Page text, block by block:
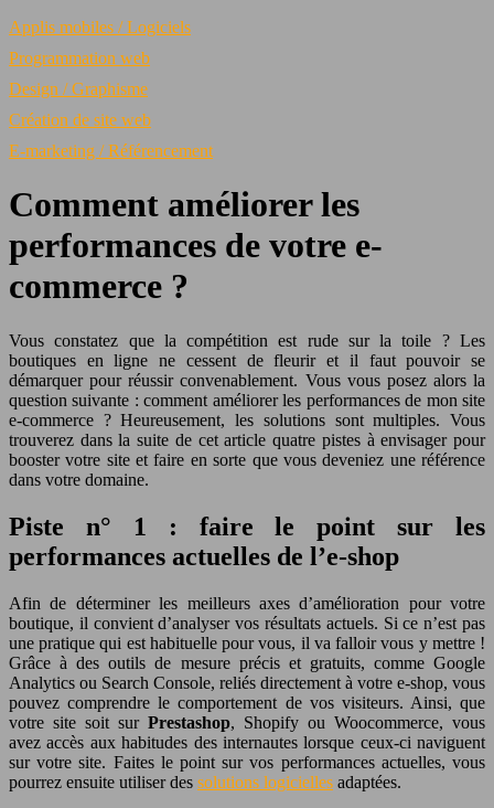
Applis mobiles / Logiciels
Programmation web
Design / Graphisme
Création de site web
E-marketing / Référencement
Comment améliorer les
performances de votre e-
commerce ?
Vous constatez que la compétition est rude sur la toile ? Les
boutiques en ligne ne cessent de fleurir et il faut pouvoir se
démarquer pour réussir convenablement. Vous vous posez alors la
question suivante : comment améliorer les performances de mon site
e-commerce ? Heureusement, les solutions sont multiples. Vous
trouverez dans la suite de cet article quatre pistes à envisager pour
booster votre site et faire en sorte que vous deveniez une référence
dans votre domaine.
Piste n° 1 : faire le point sur les
performances actuelles de l’e-shop
Afin de déterminer les meilleurs axes d’amélioration pour votre
boutique, il convient d’analyser vos résultats actuels. Si ce n’est pas
une pratique qui est habituelle pour vous, il va falloir vous y mettre !
Grâce à des outils de mesure précis et gratuits, comme Google
Analytics ou Search Console, reliés directement à votre e-shop, vous
pouvez comprendre le comportement de vos visiteurs. Ainsi, que
votre site soit sur Prestashop, Shopify ou Woocommerce, vous
avez accès aux habitudes des internautes lorsque ceux-ci naviguent
sur votre site. Faites le point sur vos performances actuelles, vous
pourrez ensuite utiliser des solutions logicielles adaptées.